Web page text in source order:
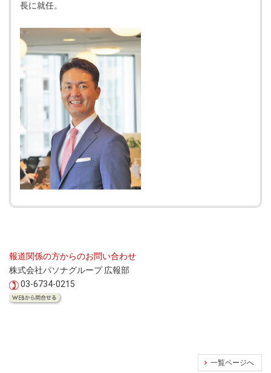
長に就任。
報道関係の方からのお問い合わせ
株式会社パソナグループ 広報部
03-6734-0215
一覧ページへ